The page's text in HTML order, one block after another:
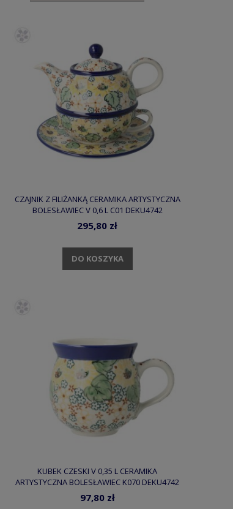
CZAJNIK Z FILIŻANKĄ CERAMIKA ARTYSTYCZNA
BOLESŁAWIEC V 0,6 L C01 DEKU4742
295,80 zł
DO KOSZYKA
KUBEK CZESKI V 0,35 L CERAMIKA
ARTYSTYCZNA BOLESŁAWIEC K070 DEKU4742
97,80 zł